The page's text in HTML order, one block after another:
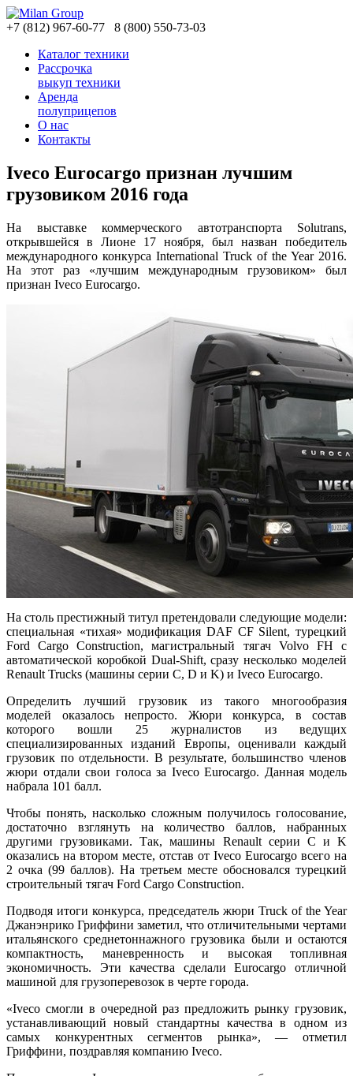
+7 (812) 967-60-77 8 (800) 550-73-03
Каталог техники
Рассрочка
выкуп техники
Аренда
полуприцепов
О нас
Контакты
Iveco Eurocargo признан лучшим
грузовиком 2016 года
На выставке коммерческого автотранспорта Solutrans,
открывшейся в Лионе 17 ноября, был назван победитель
международного конкурса International Truck of the Year 2016.
На этот раз «лучшим международным грузовиком» был
признан Iveco Eurocargo.
На столь престижный титул претендовали следующие модели:
специальная «тихая» модификация DAF CF Silent, турецкий
Ford Cargo Construction, магистральный тягач Volvo FH с
автоматической коробкой Dual-Shift, сразу несколько моделей
Renault Trucks (машины серии C, D и K) и Iveco Eurocargo.
Определить лучший грузовик из такого многообразия
моделей оказалось непросто. Жюри конкурса, в состав
которого вошли 25 журналистов из ведущих
специализированных изданий Европы, оценивали каждый
грузовик по отдельности. В результате, большинство членов
жюри отдали свои голоса за Iveco Eurocargo. Данная модель
набрала 101 балл.
Чтобы понять, насколько сложным получилось голосование,
достаточно взглянуть на количество баллов, набранных
другими грузовиками. Так, машины Renault серии C и K
оказались на втором месте, отстав от Iveco Eurocargo всего на
2 очка (99 баллов). На третьем месте обосновался турецкий
строительный тягач Ford Cargo Construction.
Подводя итоги конкурса, председатель жюри Truck of the Year
Джанэнрико Гриффини заметил, что отличительными чертами
итальянского среднетоннажного грузовика были и остаются
компактность, маневренность и высокая топливная
экономичность. Эти качества сделали Eurocargo отличной
машиной для грузоперевозок в черте города.
«Iveco смогли в очередной раз предложить рынку грузовик,
устанавливающий новый стандартны качества в одном из
самых конкурентных сегментов рынка», — отметил
Гриффини, поздравляя компанию Iveco.